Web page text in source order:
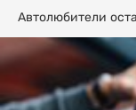
Автолюбители